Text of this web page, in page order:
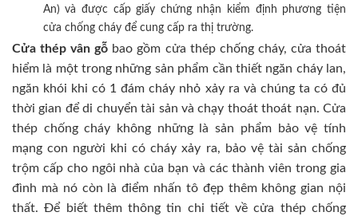
An) và được cấp giấy chứng nhận kiểm định phương tiện
cửa chống cháy để cung cấp ra thị trường.
Cửa thép vân gỗ bao gồm cửa thép chống cháy, cửa thoát
hiểm là một trong những sản phẩm cần thiết ngăn cháy lan,
ngăn khói khi có 1 đám cháy nhỏ xảy ra và chúng ta có đủ
thời gian để di chuyển tài sản và chạy thoát thoát nạn. Cửa
thép chống cháy không những là sản phẩm bảo vệ tính
mạng con người khi có cháy xảy ra, bảo vệ tài sản chống
trộm cấp cho ngôi nhà của bạn và các thành viên trong gia
đình mà nó còn là điểm nhấn tô đẹp thêm không gian nội
thất. Để biết thêm thông tin chi tiết về cửa thép chống